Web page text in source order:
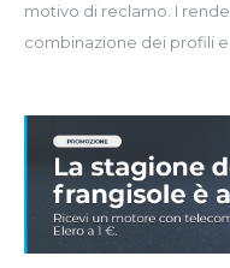
motivo di reclamo. I
combinazione dei profili